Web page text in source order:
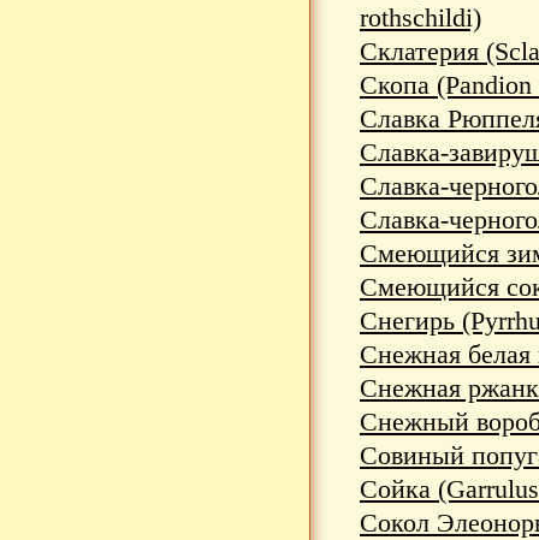
rothschildi)
Склатерия
Скопа (Pandion
Славка
Славка-
Славка-
Славка-
Смеющийся
Смеющийся
Снегирь
Снежная белая
Снежная
Снежный
Совиный
Сойка
Сокол